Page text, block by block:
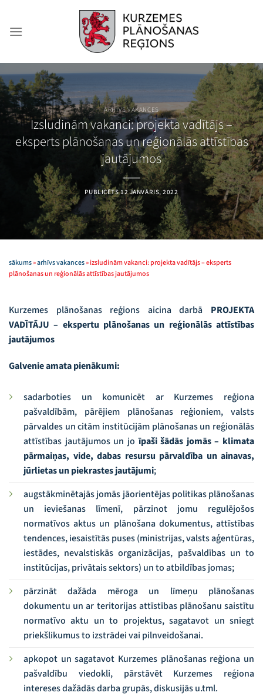
content
ARHĪVS VAKANCES
Izsludinām vakanci: projekta vadītājs –
eksperts plānošanas un reģionālās attīstības
jautājumos
PUBLICĒTS12 JANVĀRIS, 2022
sākums»arhīvs vakances»izsludinām vakanci: projekta vadītājs – eksperts
plānošanas un reģionālās attīstības jautājumos
Kurzemes plānošanas reģions aicina darbā PROJEKTA
VADĪTĀJU – ekspertu plānošanas un reģionālās attīstības
jautājumos
Galvenie amata pienākumi:
sadarboties un komunicēt ar Kurzemes reģiona
pašvaldībām, pārējiem plānošanas reģioniem, valsts
pārvaldes un citām institūcijām plānošanas un reģionālās
attīstības jautājumos un joīpaši šādās jomās – klimata
pārmaiņas, vide, dabas resursu pārvaldība un ainavas,
jūrlietas un piekrastes jautājumi;
augstākminētajās jomās jāorientējas politikas plānošanas
un ieviešanas līmenī, pārzinot jomu regulējošos
normatīvos aktus un plānošana dokumentus, attīstības
tendences, iesaistītās puses (ministrijas, valsts aģentūras,
iestādes, nevalstiskās organizācijas, pašvaldības un to
institūcijas, privātais sektors) un to atbildības jomas;
pārzināt dažāda mēroga un līmeņu plānošanas
dokumentu un ar teritorijas attīstības plānošanu saistītu
normatīvo aktu un to projektus, sagatavot un sniegt
priekšlikumus to izstrādei vai pilnveidošanai.
apkopot un sagatavot Kurzemes plānošanas reģiona un
pašvaldību viedokli, pārstāvēt Kurzemes reģiona
intereses dažādās darba grupās, diskusijās u.tml.